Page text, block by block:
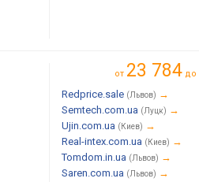
от 23 784 до
Redprice.sale (Львов) →
Semtech.com.ua (Луцк) →
Ujin.com.ua (Киев) →
Real-intex.com.ua (Киев) →
Tomdom.in.ua (Львов) →
Saren.com.ua (Львов) →